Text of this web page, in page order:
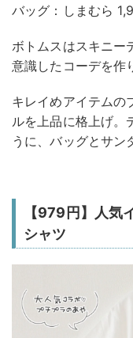
バッグ：しまむら
ボトムスはスキニー
意識したコーデを作
キレイめアイテムの
ルを上品に格上げ。
うに、バッグとサン
【979円】人気
シャツ